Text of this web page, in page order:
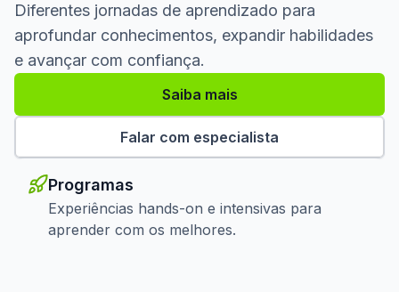
Diferentes jornadas de aprendizado para
aprofundar conhecimentos, expandir habilidades
e avançar com confiança.
Saiba mais
Falar com especialista
Programas
Experiências hands-on e intensivas para
aprender com os melhores.